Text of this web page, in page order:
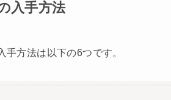
入手方法
方法は以下の6つです。